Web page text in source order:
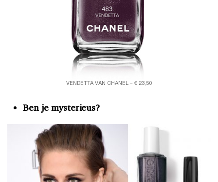
VENDETTA VAN CHANEL – € 23,50
Ben je mysterieus?